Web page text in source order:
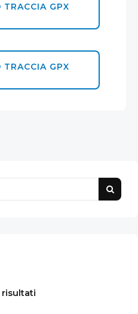
GPX
GPX
risultati